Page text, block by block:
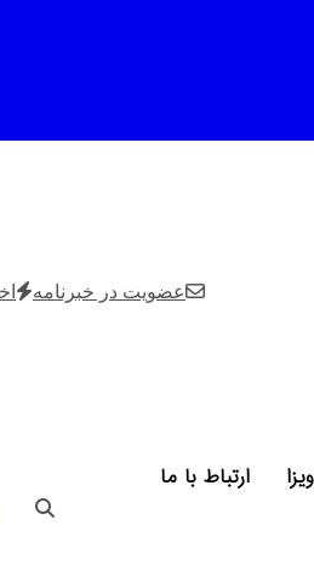
عضویت در خبرنامه
ویزا ارتباط با ما